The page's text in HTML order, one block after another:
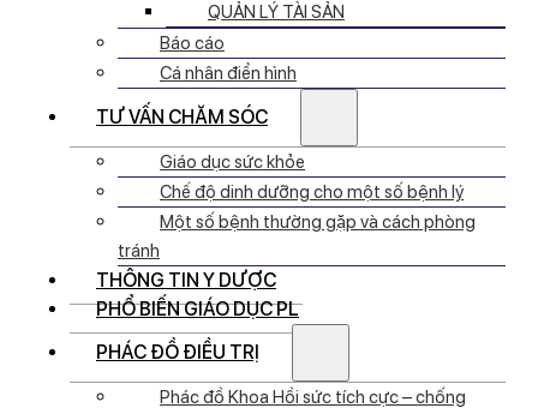
QUẢN LÝ TÀI SẢN
Báo cáo
Cá nhân điển hình
TƯ VẤN CHĂM SÓC
Giáo dục sức khỏe
Chế độ dinh dưỡng cho một số bệnh lý
Một số bệnh thường gặp và cách phòng
tránh
THÔNG TIN Y DƯỢC
PHỔ BIẾN GIÁO DỤC PL
PHÁC ĐỒ ĐIỀU TRỊ
Phác đồ Khoa Hồi sức tích cực – chống